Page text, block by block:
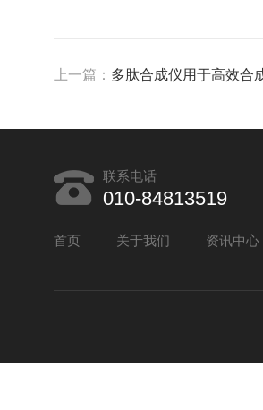
上一篇： 多肽合成仪用于高效合
联系电话
010-84813519
首页 关于我们 资讯中心